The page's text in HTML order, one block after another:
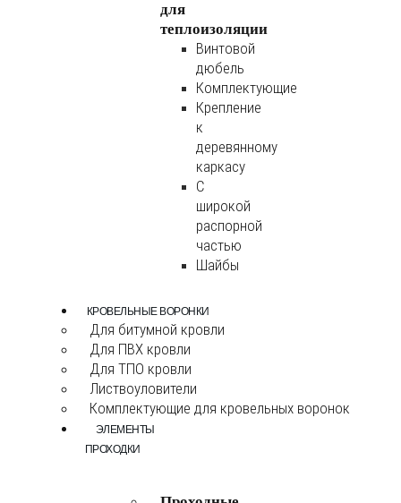
для
теплоизоляции
Винтовой
дюбель
Комплектующие
Крепление
к
деревянному
каркасу
С
широкой
распорной
частью
Шайбы
КРОВЕЛЬНЫЕ ВОРОНКИ
Для битумной кровли
Для ПВХ кровли
Для ТПО кровли
Листвоуловители
Комплектующие для кровельных воронок
ЭЛЕМЕНТЫ
ПРОХОДКИ